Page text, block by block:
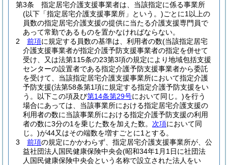
第3条
指定居宅介護支援事業者は、当該指定に係る事業所
(以下「指定居宅介護支援事業所」という。)ごとに1以上の
員数の指定居宅介護支援の提供に当たる介護支援専門員で
あって常勤であるものを置かなければならない。
2
前項に規定する員数の基準は、利用者の数(当該指定居宅
介護支援事業者が指定介護予防支援事業者の指定を併せて
受け、又は法第115条の23第3項の規定により地域包括支援
センターの設置者である指定介護予防支援事業者から委託
を受けて、当該指定居宅介護支援事業所において指定介護
予防支援(法第58条第1項に規定する指定介護予防支援をい
う。以下この項及び第14条第29号において同じ。)を行う
場合にあっては、当該事業所における指定居宅介護支援の
利用者の数に当該事業所における指定介護予防支援の利用
者の数に3分の1を乗じた数を加えた数。 次項において同
じ。)が44又はその端数を増すごとに1とする。
3
前項の規定にかかわらず、指定居宅介護支援事業所が、公
益社団法人国民健康保険中央会(昭和34年1月1日に社団法
人国民健康保険中央会という名称で設立された法人をい